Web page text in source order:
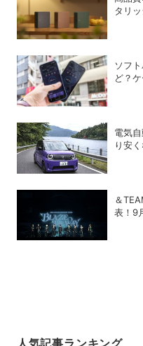
タリ
ソフ
ど？
電気
り安
＆
表！9